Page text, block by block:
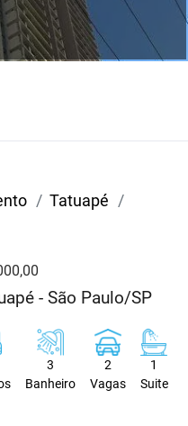
Tatuapé
- São Paulo/SP
3
Banheiro
2
Vagas
1
Suite